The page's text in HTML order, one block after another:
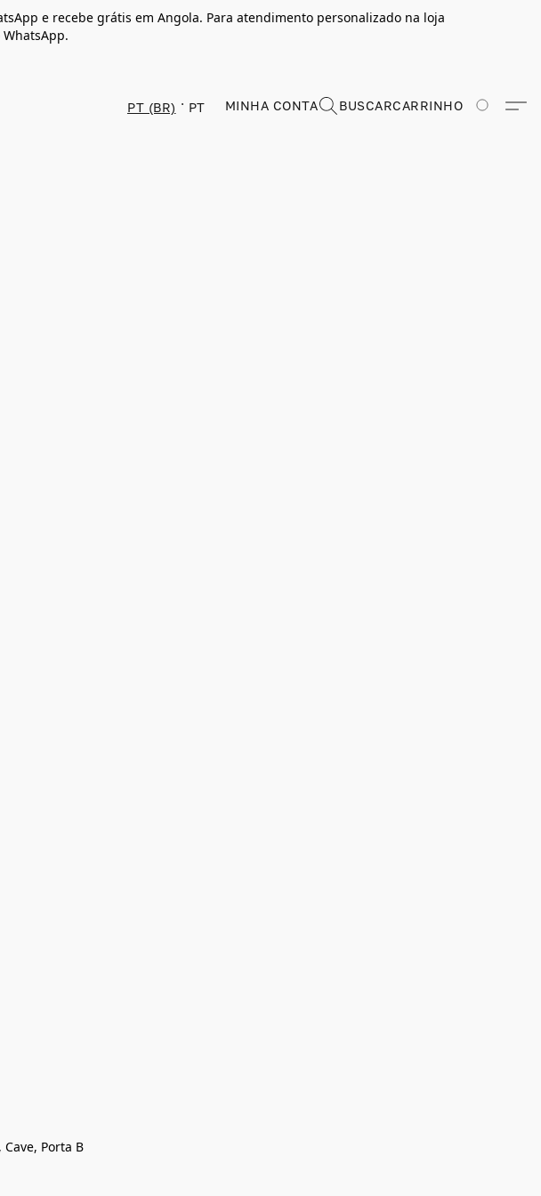
e recebe grátis em Angola. Para atendimento personalizado na loja
PT (BR) PT MINHA CONTA BUSCARCARRINHO
Porta B